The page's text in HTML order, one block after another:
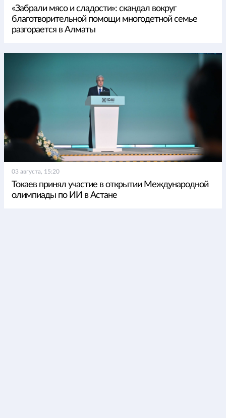
«Забрали мясо и сладости»: скандал вокруг
благотворительной помощи многодетной семье
разгорается в Алматы
03 августа, 15:20
Токаев принял участие в открытии Международной
олимпиады по ИИ в Астане